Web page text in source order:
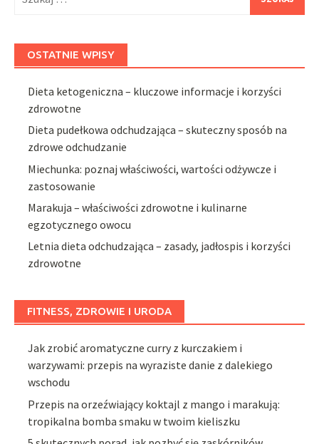
OSTATNIE WPISY
Dieta ketogeniczna – kluczowe informacje i korzyści
zdrowotne
Dieta pudełkowa odchudzająca – skuteczny sposób na
zdrowe odchudzanie
Miechunka: poznaj właściwości, wartości odżywcze i
zastosowanie
Marakuja – właściwości zdrowotne i kulinarne
egzotycznego owocu
Letnia dieta odchudzająca – zasady, jadłospis i korzyści
zdrowotne
FITNESS, ZDROWIE I URODA
Jak zrobić aromatyczne curry z kurczakiem i
warzywami: przepis na wyraziste danie z dalekiego
wschodu
Przepis na orzeźwiający koktajl z mango i marakują:
tropikalna bomba smaku w twoim kieliszku